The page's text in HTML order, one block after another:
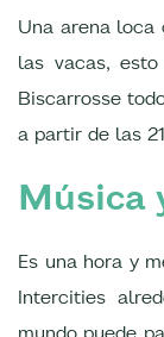
Una arena loca
las vacas,
Biscarrosse
a partir de las
Música
Es una hora y
Intercities
mundo puede